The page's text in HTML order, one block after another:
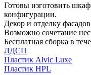
Готовы изготовить
конфигурации.
Декор и отделку
Возможно сочетание
Бесплатная сборка в
ЛДСП
Пластик Alvic Luxe
Пластик HPL